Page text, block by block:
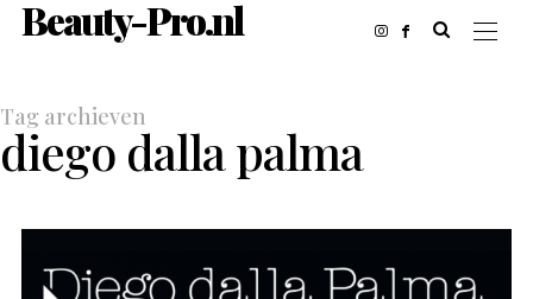
Beauty-Pro.nl
Tag archieven
diego dalla palma